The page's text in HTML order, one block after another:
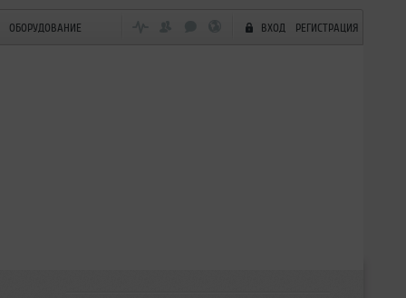
ОБОРУДОВАНИЕ ВХОД РЕГИСТРАЦИЯ